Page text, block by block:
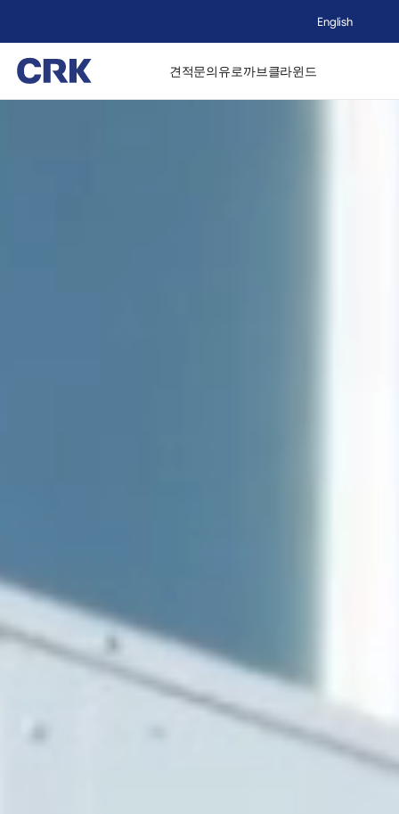
English
견적문의유로까브클라윈드